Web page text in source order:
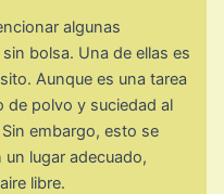
algunas
bolsa. Una de ellas es
Aunque es una tarea
de polvo y suciedad al
embargo, esto se
un lugar adecuado,
libre.